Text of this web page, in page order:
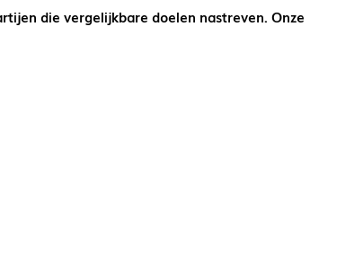
die vergelijkbare doelen nastreven. Onze